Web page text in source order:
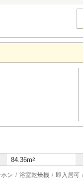
84.36m2
ン 浴室乾燥機 即入居可